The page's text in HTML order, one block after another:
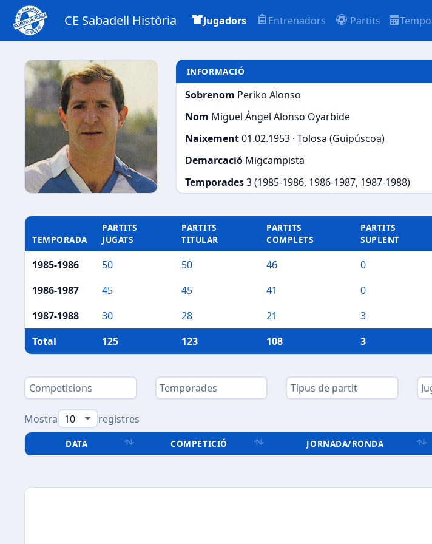
CE Sabadell Història Jugadors Entrenadors Partits
INFORMACIÓ
Sobrenom Periko Alonso
Nom Miguel Ángel Alonso Oyarbide
Naixement01.02.1953 · Tolosa (Guipúscoa)
Demarcació Migcampista
Temporades3 (1985-1986, 1986-1987, 1987-1988)
TEMPORADA
PARTITS
JUGATS
PARTITS
TITULAR
PARTITS
COMPLETS
PARTITS
SUPLENT
1985-1986 50 50 46 0
1986-1987
45 45 41 0
1987-1988
30 28 21 3
Total
125 123 108 3
Mostra registres
DATA COMPETICIÓ JORNADA/RONDA